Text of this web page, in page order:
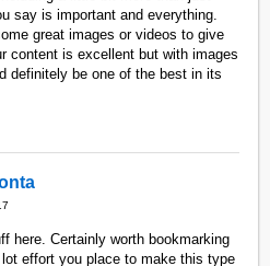
say is important and everything.
great images or videos to give
content is excellent but with images
definitely be one of the best in its
here. Certainly worth bookmarking
effort you place to make this type